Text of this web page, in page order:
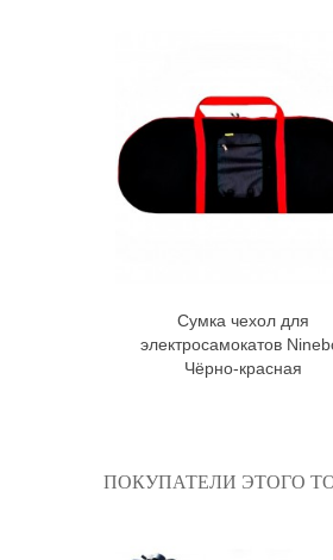
В корзину
Сумка чехол для
электросамокатов
Чёрно-красная
ПОКУПАТЕЛИ ЭТОГО